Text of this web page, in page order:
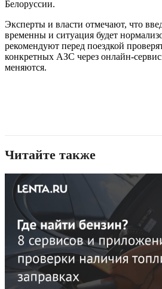
Белоруссии.
Эксперты и власти отмечают, что
временны и ситуация будет
рекомендуют перед поездкой
конкретных АЗС через онлайн-
меняются.
Читайте также